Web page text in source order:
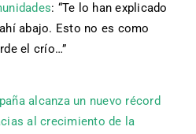
: “Te lo han explicado
abajo. Esto no es como
el crío…”
alcanza un nuevo récord
al crecimiento de la